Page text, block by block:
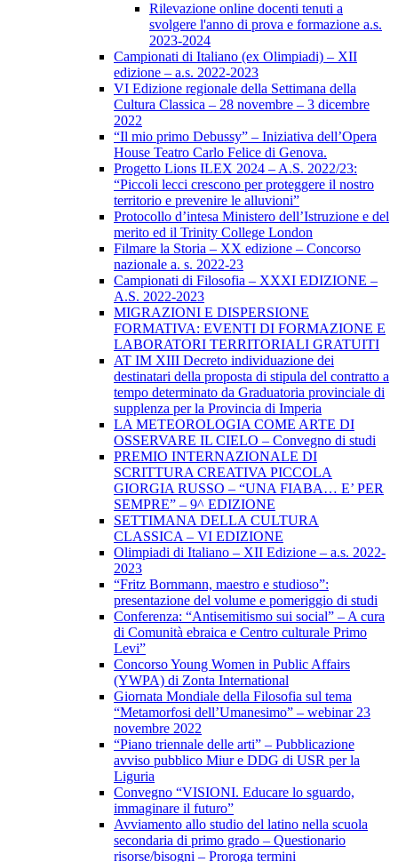
Rilevazione online docenti tenuti a
svolgere l'anno di prova e formazione a.s.
2023-2024
Campionati di Italiano (ex Olimpiadi) – XII
edizione – a.s. 2022-2023
VI Edizione regionale della Settimana della
Cultura Classica – 28 novembre – 3 dicembre
2022
“Il mio primo Debussy” – Iniziativa dell’Opera
House Teatro Carlo Felice di Genova.
Progetto Lions ILEX 2024 – A.S. 2022/23:
“Piccoli lecci crescono per proteggere il nostro
territorio e prevenire le alluvioni”
Protocollo d’intesa Ministero dell’Istruzione e del
merito ed il Trinity College London
Filmare la Storia – XX edizione – Concorso
nazionale a. s. 2022-23
Campionati di Filosofia – XXXI EDIZIONE –
A.S. 2022-2023
MIGRAZIONI E DISPERSIONE
FORMATIVA: EVENTI DI FORMAZIONE E
LABORATORI TERRITORIALI GRATUITI
AT IM XIII Decreto individuazione dei
destinatari della proposta di stipula del contratto a
tempo determinato da Graduatoria provinciale di
supplenza per la Provincia di Imperia
LA METEOROLOGIA COME ARTE DI
OSSERVARE IL CIELO – Convegno di studi
PREMIO INTERNAZIONALE DI
SCRITTURA CREATIVA PICCOLA
GIORGIA RUSSO – “UNA FIABA… E’ PER
SEMPRE” – 9^ EDIZIONE
SETTIMANA DELLA CULTURA
CLASSICA – VI EDIZIONE
Olimpiadi di Italiano – XII Edizione – a.s. 2022-
2023
“Fritz Bornmann, maestro e studioso”:
presentazione del volume e pomeriggio di studi
Conferenza: “Antisemitismo sui social” – A cura
di Comunità ebraica e Centro culturale Primo
Levi”
Concorso Young Women in Public Affairs
(YWPA) di Zonta International
Giornata Mondiale della Filosofia sul tema
“Metamorfosi dell’Umanesimo” – webinar 23
novembre 2022
“Piano triennale delle arti” – Pubblicazione
avviso pubblico Miur e DDG di USR per la
Liguria
Convegno “VISIONI. Educare lo sguardo,
immaginare il futuro”
Avviamento allo studio del latino nella scuola
secondaria di primo grado – Questionario
risorse/bisogni – Proroga termini